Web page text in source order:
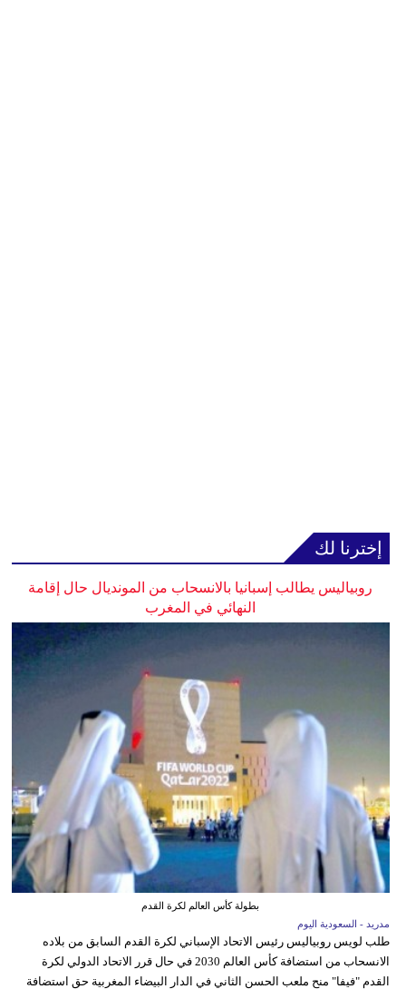
إخترنا لك
روبياليس يطالب إسبانيا بالانسحاب من المونديال حال إقامة
النهائي في المغرب
بطولة كأس العالم لكرة القدم
مدريد - السعودية اليوم
طلب لويس روبياليس رئيس الاتحاد الإسباني لكرة القدم السابق من بلاده
الانسحاب من استضافة كأس العالم 2030 في حال قرر الاتحاد الدولي لكرة
القدم "فيفا" منح ملعب الحسن الثاني في الدار البيضاء المغربية حق استضافة